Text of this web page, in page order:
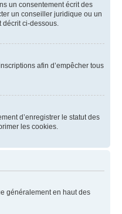
un consentement écrit des
un conseiller juridique ou un
décrit ci-dessous.
afin d’empêcher tous
d’enregistrer le statut des
les cookies.
généralement en haut des